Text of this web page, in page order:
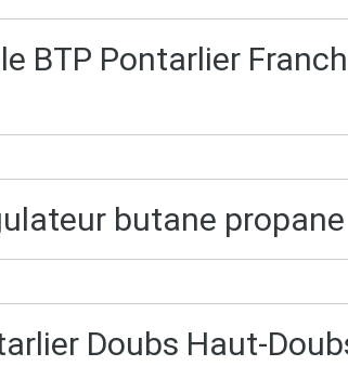
BTP Pontarlier
butane propane
Doubs Haut-